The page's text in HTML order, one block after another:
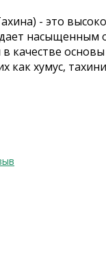
- это
качестве
как хумус,